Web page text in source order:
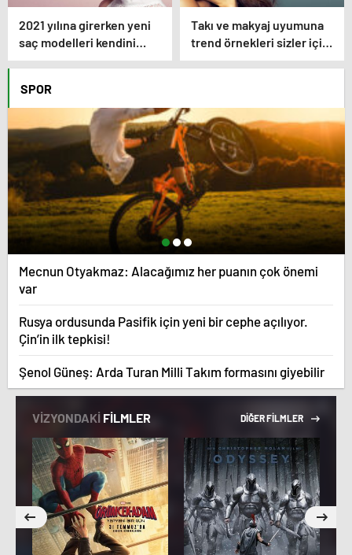
2021 yılına girerken yeni
saç modelleri kendini
göstermeye başladı.
Takı ve makyaj uyumuna
trend örnekleri sizler için
derledik.
SPOR
Mecnun Otyakmaz: Alacağımız her puanın çok önemi
var
Rusya ordusunda Pasifik için yeni bir cephe açılıyor.
Çin’in ilk tepkisi!
Şenol Güneş: Arda Turan Milli Takım formasını giyebilir
VİZYONDAKİ FİLMLER DİĞER FİLMLER